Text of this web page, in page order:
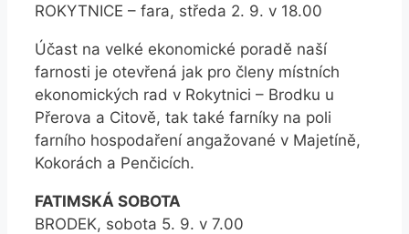
ROKYTNICE – fara, středa 2. 9. v 18.00
Účast na velké ekonomické poradě naší
farnosti je otevřená jak pro členy místních
ekonomických rad v Rokytnici – Brodku u
Přerova a Citově, tak také farníky na poli
farního hospodaření angažované v Majetíně,
Kokorách a Penčicích.
FATIMSKÁ SOBOTA
BRODEK, sobota 5. 9. v 7.00